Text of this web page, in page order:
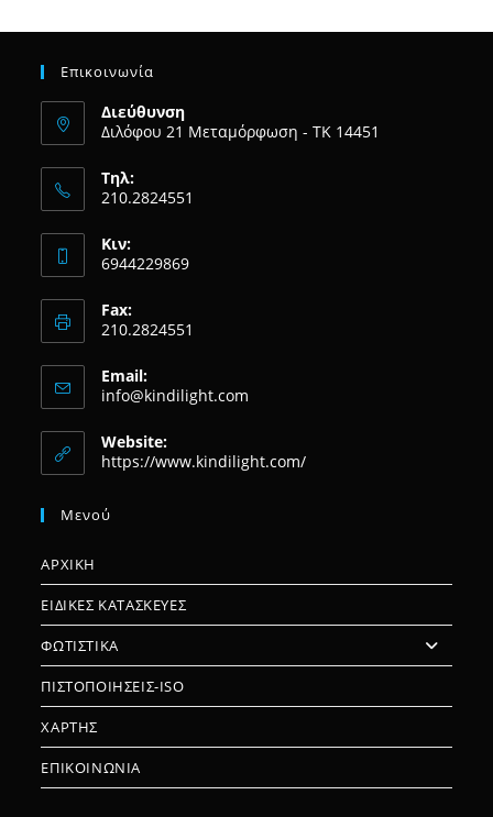
Επικοινωνία
Διεύθυνση
Διλόφου 21 Μεταμόρφωση - ΤΚ 14451
Τηλ:
210.2824551
Κιν:
6944229869
Fax:
210.2824551
Email:
info@kindilight.com
application
Website:
https://www.kindilight.com/
Μενού
ΑΡΧΙΚΗ
ΕΙΔΙΚΕΣ ΚΑΤΑΣΚΕΥΕΣ
ΦΩΤΙΣΤΙΚΑ
ΠΙΣΤΟΠΟΙΗΣΕΙΣ-ISO
ΧΑΡΤΗΣ
ΕΠΙΚΟΙΝΩΝΙΑ